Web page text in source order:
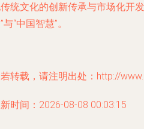
统文化的创新传承与市场化开
与“中国智慧”。
转载，请注明出处：http://
时间：2026-08-08 00:03:15